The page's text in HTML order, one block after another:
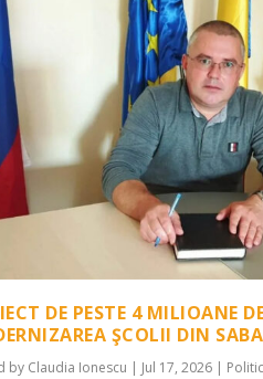
DE PESTE 4 MILIOANE
ŞCOLII DIN
by Claudia Ionescu | Jul 17, 2026 |